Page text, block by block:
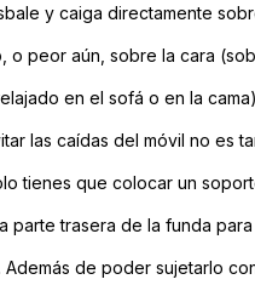
y caiga directamente
o peor aún, sobre la cara
en el sofá o en la
las caídas del móvil no es
tienes que colocar un
parte trasera de la funda
de poder sujetarlo